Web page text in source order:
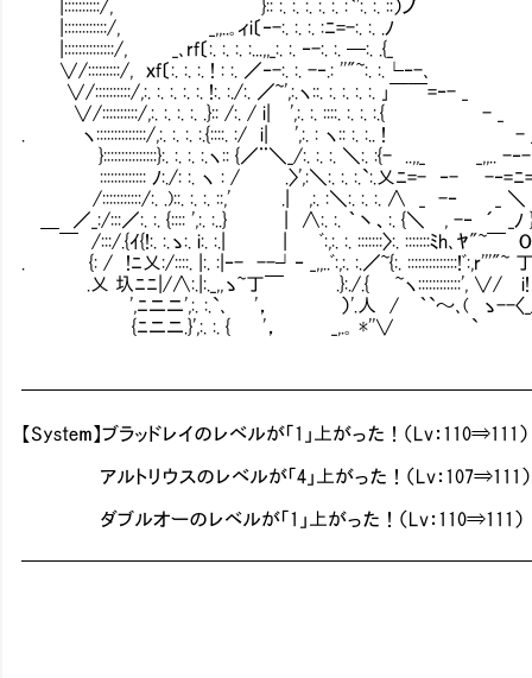
|::::::::::/, }:: :. :. :. :. :. :`':. :. ::）ノ
|::::::::::::/, _,,..｡ィi〔‐-:. :. :. :ﾆ=-:. :. .ﾉ
|::::::::::::::/, _､rf〔:. :. :. :...,,_:. :. ‐-:. :. ─:. .{_
∨/:::::::::/, ｘf〔:. :. :. ! : :. ／‐-:. :. -‐.: ''"~:. :.└‐-､
∨/::::::::::/,:. :. :. :. :. !:. :./:. ／~',:.ヽ::. :. :. :. :. ｣￣￣=‐- _
∨/::::::::::/,:. :. :. :. .}:: /:. / i| ',:. :. ::::. :. :. :.{ - _
. ヽ::::::::::::::/,:. :. :. :.{::::. :/ i| ',:. : ヽ:: :. :.. ! -
}:::::::::::::::}:. :. :. :.ヽ:: {／¨＼_/:. :. :. ＼:. :{- ..,,_ _,,.. -‐-
::::::::::::: ﾉ:./: :. ヽ : / .〉',:＼:. :. :.`:.乂ﾆ=- ‐- -‐=ﾆ
/:::::::::::/:. .)::. :. :. ::,' .| ,:. :＼:. :. :. ∧ _ -‐ _ ＼
＿ ／_:/:::／:. :. {:::: ',:. :..} | ∧:. :. ｀丶、:. {＼ , -‐ ´ _ﾉ
￣ /:::/.{ｲ{!:. :.ゝ:. i:. :.| | ﾞ:,:. :. :::::::〉:. :::::::ﾐh､ﾔ"~￣
. {: / !ﾆ乂:/::::. |:. :|‐- --┘‐ _,,..ﾞ:,:. :.／~{:.
.乂 圦ﾆﾆ|/∧:.|:._,,ゝ~丁￣ .}:./.{ ~ヽ
',ﾆニニ',:. :.`､ '， ）'.人 / ｀`～､( ゝ--〈_/
{ﾆニニ.}',:. :. { '， _,.｡ *''∨ ` ≧ｓ｡ .／ ／
【System】ブラッドレイのレベルが「1」上がった！（Lv：110⇒111）
アルトリウスのレベルが「4」上がった！（Lv：107⇒111）
ダブルオーのレベルが「1」上がった！（Lv：110⇒111）